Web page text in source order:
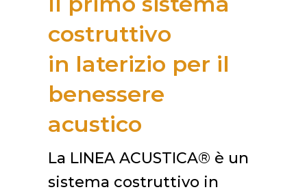
costruttivo
in laterizio per il
benessere
acustico
La LINEA ACUSTICA® è un
sistema costruttivo in